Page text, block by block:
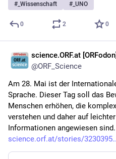
# _Wissenschaft # _UNO
0 2 0
science.ORF.at [ORFodon]
@ORF_Science
Am 28. Mai ist der
Sprache. Dieser Tag soll das
Menschen erhöhen, die
verstehen und daher auf
Informationen angewiesen sind.
science.orf.at/stories/3230395